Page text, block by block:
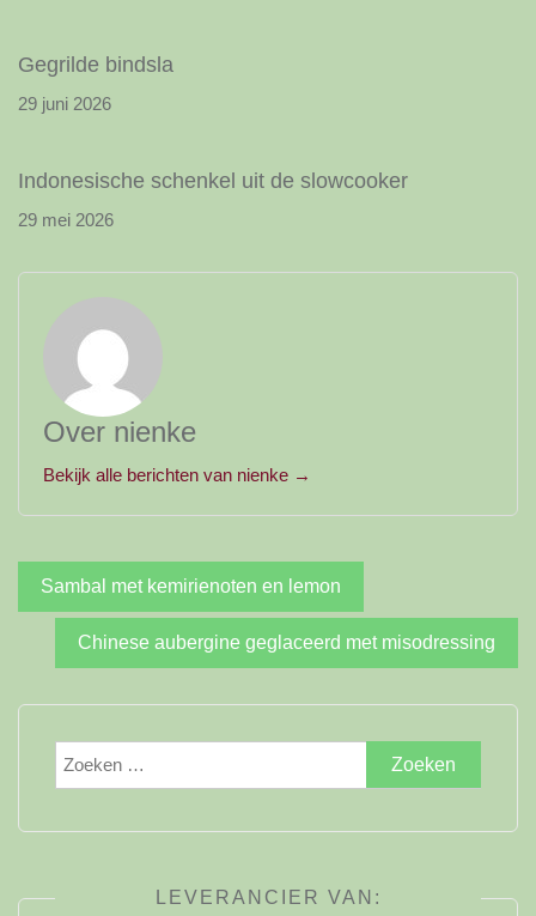
Gegrilde bindsla
29 juni 2026
Indonesische schenkel uit de slowcooker
29 mei 2026
Over nienke
Bekijk alle berichten van nienke →
Bericht
navigatie
Sambal met kemirienoten en lemon
Chinese aubergine geglaceerd met misodressing
Zoeken
naar:
LEVERANCIER VAN: